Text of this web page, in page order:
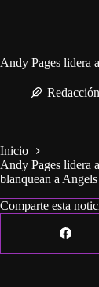
Andy Pages lidera
Redacción
Inicio
Andy Pages lidera
blanquean a Angels
Comparte esta